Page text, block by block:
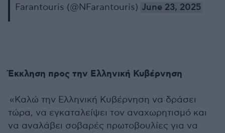
Farantouris (@NFarantouris) June 23, 2025
Έκκληση προς την Ελληνική Κυβέρνηση
«Καλώ την Ελληνική Κυβέρνηση να δράσει
τώρα, να εγκαταλείψει τον αναχωρητισμό και
να αναλάβει σοβαρές πρωτοβουλίες για να